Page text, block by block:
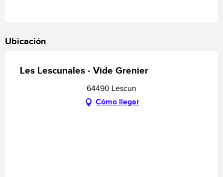
Ubicación
Les Lescunales - Vide Grenier
64490 Lescun
Cómo llegar